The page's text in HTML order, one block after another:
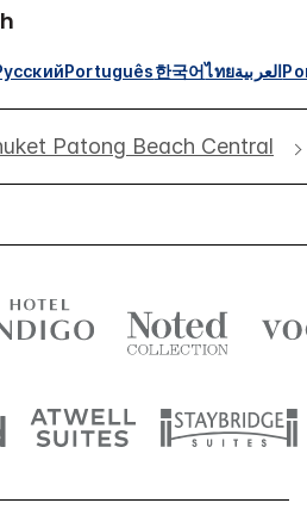
Português한국어ไทยالعربية
Patong Beach Central